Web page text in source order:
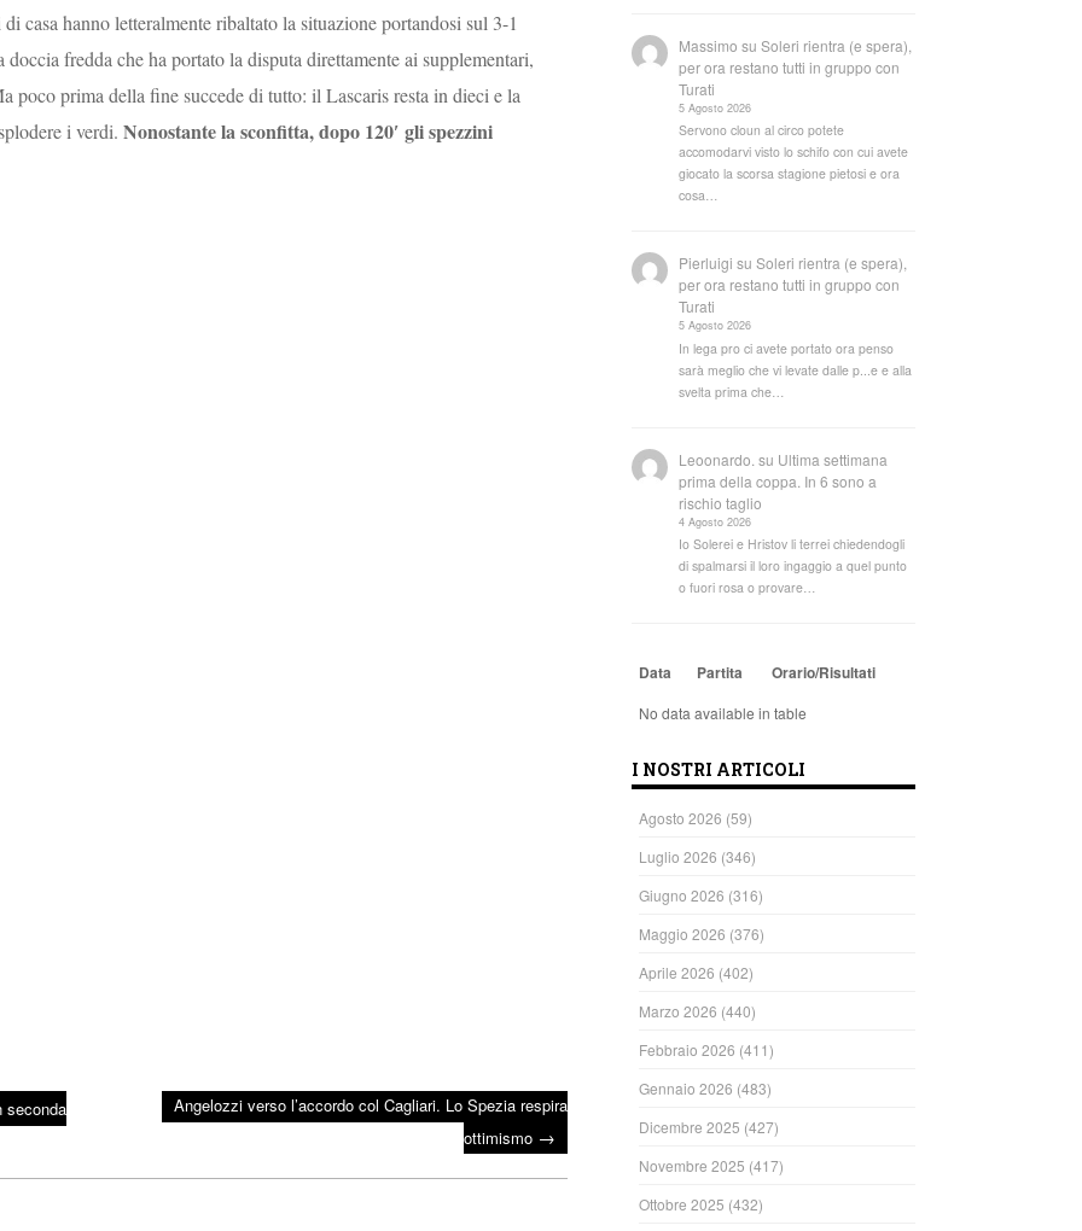
casa hanno letteralmente ribaltato la situazione portandosi sul 3-1
doccia fredda che ha portato la disputa direttamente ai supplementari,
poco prima della fine succede di tutto: il Lascaris resta in dieci e la
i verdi. Nonostante la sconfitta, dopo 120′ gli spezzini
seconda
Angelozzi verso l’accordo col Cagliari. Lo Spezia respira
ottimismo →
Massimo suSoleri rientra (e spera),
per ora restano tutti in gruppo con
Turati
5 Agosto 2026
Servono cloun al circo potete
accomodarvi visto lo schifo con cui avete
giocato la scorsa stagione pietosi e ora
cosa…
Pierluigi suSoleri rientra (e spera),
per ora restano tutti in gruppo con
Turati
5 Agosto 2026
In lega pro ci avete portato ora penso
sarà meglio che vi levate dalle p...e e alla
svelta prima che…
Leoonardo. su Ultima settimana
prima della coppa. In 6 sono a
rischio taglio
4 Agosto 2026
Io Solerei e Hristov li terrei chiedendogli
di spalmarsi il loro ingaggio a quel punto
o fuori rosa o provare…
Data Partita Orario/Risultati
No data available in table
I NOSTRI ARTICOLI
Agosto 2026 (59)
Luglio 2026 (346)
Giugno 2026 (316)
Maggio 2026 (376)
Aprile 2026 (402)
Marzo 2026 (440)
Febbraio 2026 (411)
Gennaio 2026 (483)
Dicembre 2025 (427)
Novembre 2025 (417)
Ottobre 2025 (432)